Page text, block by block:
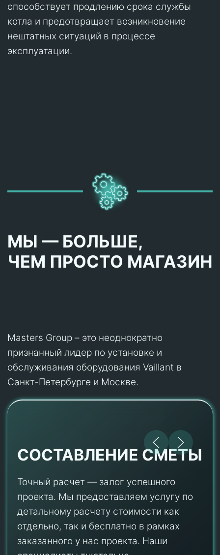
способствует продлению срока службы
котла и предотвращает возникновение
нештатных ситуаций в процессе
эксплуатации.
МЫ — БОЛЬШЕ,
ЧЕМ ПРОСТО МАГАЗИН
Masters Group – это неоднократно
признанный лидер по установке и
обслуживания оборудования Vaillant в
Санкт-Петербурге и Москве.
СОСТАВЛЕНИЕ СМЕТЫ
Точный расчет — залог успешного
проекта. Мы предоставляем услугу по
детальному расчету стоимости как
отдельно, так и бесплатно в рамках
заказанного у нас проекта. Наши